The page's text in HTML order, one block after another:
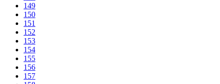
149
150
151
152
153
154
155
156
157